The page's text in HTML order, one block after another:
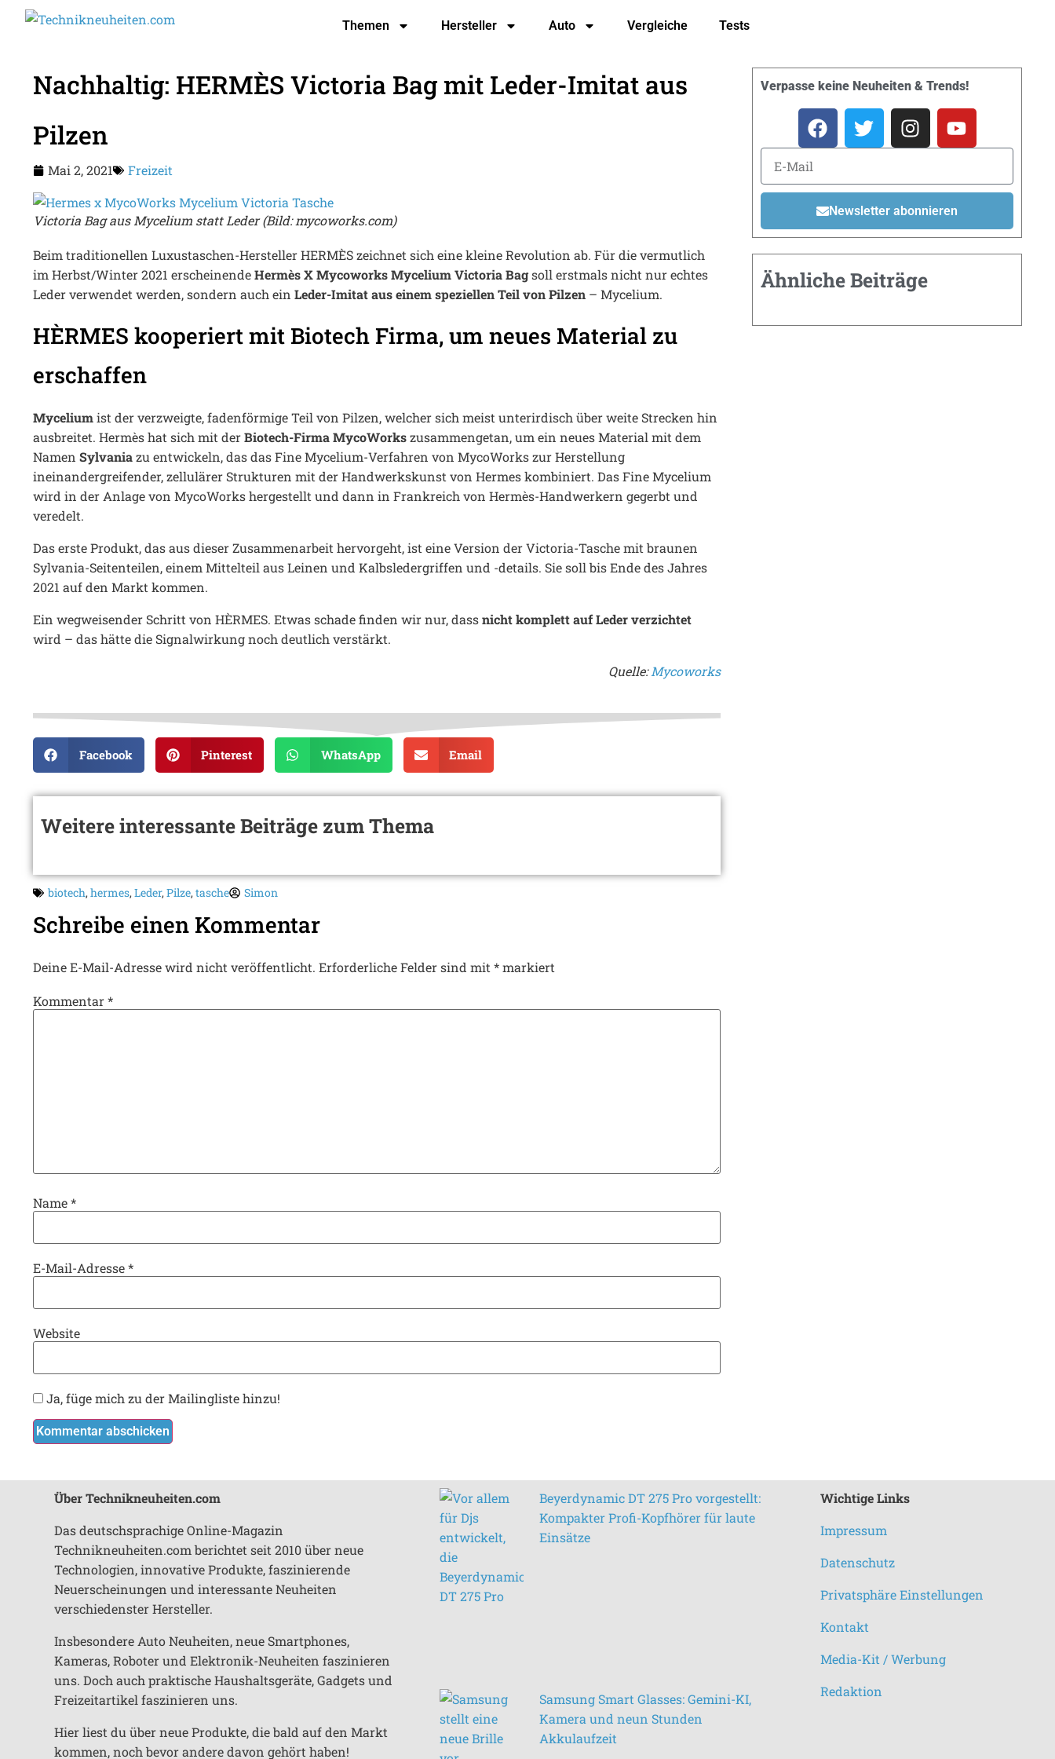
Themen Hersteller Auto Vergleiche Tests
Nachhaltig: HERMÈS Victoria Bag mit Leder-Imitat aus
Pilzen
Mai 2, 2021 Freizeit
Victoria Bag aus Mycelium statt Leder (Bild: mycoworks.com)
Beim traditionellen Luxustaschen-Hersteller HERMÈS zeichnet sich eine kleine Revolution ab. Für die vermutlich
im Herbst/Winter 2021 erscheinendeHermès X Mycoworks Mycelium Victoria Bagsoll erstmals nicht nur echtes
Leder verwendet werden, sondern auch ein Leder-Imitat aus einem speziellen Teil von Pilzen – Mycelium.
HÈRMES kooperiert mit Biotech Firma, um neues Material zu
erschaffen
Myceliumist der verzweigte, fadenförmige Teil von Pilzen, welcher sich meist unterirdisch über weite Strecken hin
ausbreitet. Hermès hat sich mit derBiotech-Firma MycoWorkszusammengetan, um ein neues Material mit dem
Namen Sylvaniazu entwickeln, das das Fine Mycelium-Verfahren von MycoWorks zur Herstellung
ineinandergreifender, zellulärer Strukturen mit der Handwerkskunst von Hermes kombiniert. Das Fine Mycelium
wird in der Anlage von MycoWorks hergestellt und dann in Frankreich von Hermès-Handwerkern gegerbt und
veredelt.
Das erste Produkt, das aus dieser Zusammenarbeit hervorgeht, ist eine Version der Victoria-Tasche mit braunen
Sylvania-Seitenteilen, einem Mittelteil aus Leinen und Kalbsledergriffen und -details. Sie soll bis Ende des Jahres
2021 auf den Markt kommen.
Ein wegweisender Schritt von HÈRMES. Etwas schade finden wir nur, dassnicht komplett auf Leder verzichtet
wird – das hätte die Signalwirkung noch deutlich verstärkt.
Quelle:Mycoworks
Facebook Pinterest WhatsApp Email
Weitere interessante Beiträge zum Thema
biotech,hermes,Leder,Pilze,tasche Simon
Schreibe einen Kommentar
Deine E-Mail-Adresse wird nicht veröffentlicht. Erforderliche Felder sind mit *markiert
Kommentar*
Name*
E-Mail-Adresse*
Website
Ja, füge mich zu der Mailingliste hinzu!
Verpasse keine Neuheiten & Trends!
Newsletter abonnieren
Ähnliche Beiträge
Über Technikneuheiten.com
Das deutschsprachige Online-Magazin
Technikneuheiten.com berichtet seit 2010 über neue
Technologien, innovative Produkte, faszinierende
Neuerscheinungen und interessante Neuheiten
verschiedenster Hersteller.
Insbesondere Auto Neuheiten, neue Smartphones,
Kameras, Roboter und Elektronik-Neuheiten faszinieren
uns. Doch auch praktische Haushaltsgeräte, Gadgets und
Freizeitartikel faszinieren uns.
Hier liest du über neue Produkte, die bald auf den Markt
kommen, noch bevor andere davon gehört haben!
Beyerdynamic DT 275 Pro vorgestellt:
Kompakter Profi-Kopfhörer für laute
Einsätze
Samsung Smart Glasses: Gemini-KI,
Kamera und neun Stunden
Akkulaufzeit
Wichtige Links
Impressum
Datenschutz
Privatsphäre Einstellungen
Kontakt
Media-Kit / Werbung
Redaktion